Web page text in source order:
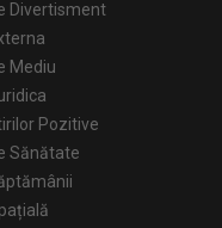
Divertisment
Mediu
Pozitive
Sănătate